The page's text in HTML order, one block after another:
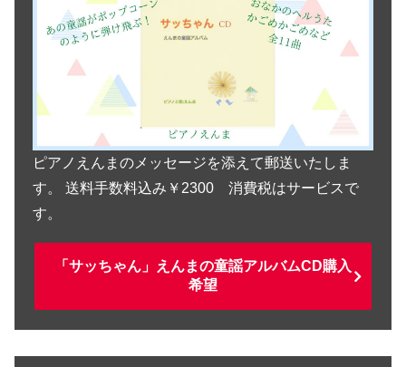
ピアノえんまのメッセージを添えて郵送いたしま
す。 送料手数料込み￥2300 消費税はサービスで
す。
「サッちゃん」えんまの童謡アルバムCD購入
希望